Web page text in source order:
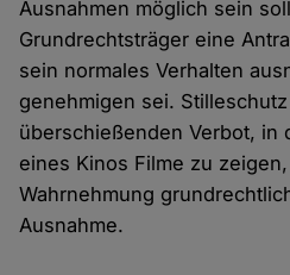
Ausnahmen möglich sein
Grundrechtsträger eine
sein normales Verhalten
genehmigen sei.
überschießenden Verbot, in
eines Kinos Filme zu
Wahrnehmung
Ausnahme.